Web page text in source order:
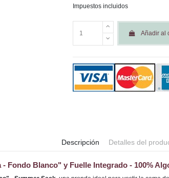
Impuestos incluidos
Añadir al
Descripción Detalles del
Fondo Blanco" y Fuelle Integrado - 100%